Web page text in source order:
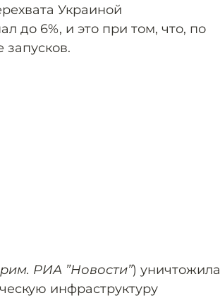
Украиной
до 6%, и это при том, что, по
РИА ”Новости”) уничтожила
инфраструктуру